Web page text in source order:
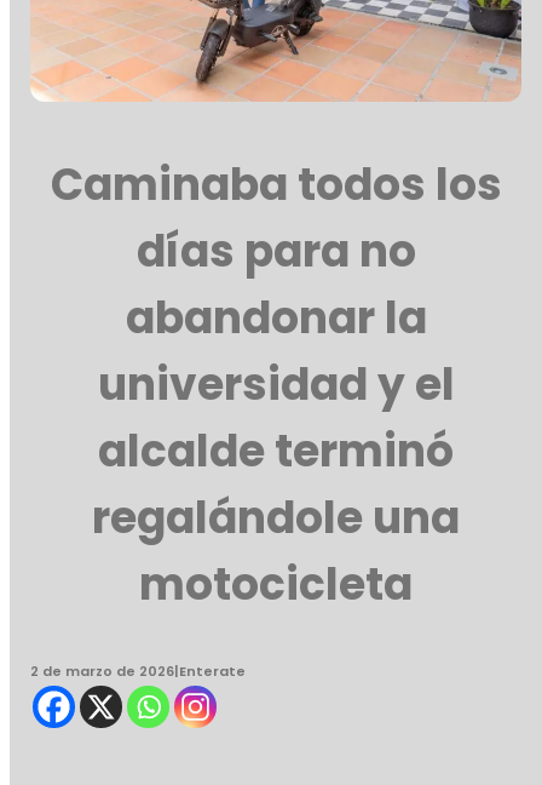
Caminaba todos los
días para no
abandonar la
universidad y el
alcalde terminó
regalándole una
motocicleta
2 de marzo de 2026|Enterate